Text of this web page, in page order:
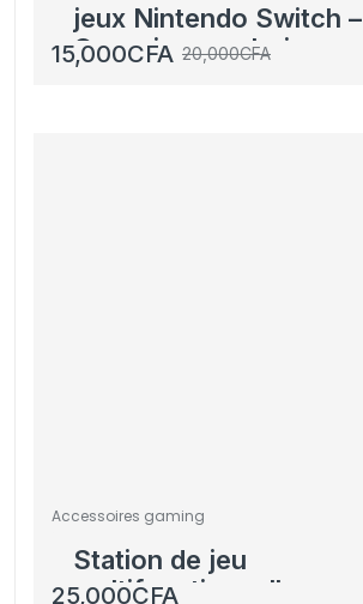
jeux Nintendo Switch –
Occasion au choix
20,000CFA
15,000CFA
Accessoires gaming
Station de jeu
multifonctionnelle avec
25,000CFA